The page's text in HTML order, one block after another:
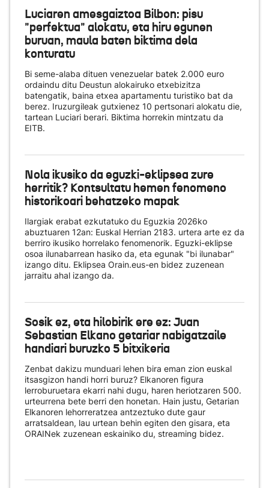
Luciaren amesgaiztoa Bilbon: pisu
"perfektua" alokatu, eta hiru egunen
buruan, maula baten biktima dela
konturatu
Bi seme-alaba dituen venezuelar batek 2.000 euro
ordaindu ditu Deustun alokairuko etxebizitza
batengatik, baina etxea apartamentu turistiko bat da
berez. Iruzurgileak gutxienez 10 pertsonari alokatu die,
tartean Luciari berari. Biktima horrekin mintzatu da
EITB.
Nola ikusiko da eguzki-eklipsea zure
herritik? Kontsultatu hemen fenomeno
historikoari behatzeko mapak
Ilargiak erabat ezkutatuko du Eguzkia 2026ko
abuztuaren 12an: Euskal Herrian 2183. urtera arte ez da
berriro ikusiko horrelako fenomenorik. Eguzki-eklipse
osoa ilunabarrean hasiko da, eta egunak "bi ilunabar"
izango ditu. Eklipsea Orain.eus-en bidez zuzenean
jarraitu ahal izango da.
Sosik ez, eta hilobirik ere ez: Juan
Sebastian Elkano getariar nabigatzaile
handiari buruzko 5 bitxikeria
Zenbat dakizu munduari lehen bira eman zion euskal
itsasgizon handi horri buruz? Elkanoren figura
lerroburuetara ekarri nahi dugu, haren heriotzaren 500.
urteurrena bete berri den honetan. Hain justu, Getarian
Elkanoren lehorreratzea antzeztuko dute gaur
arratsaldean, lau urtean behin egiten den gisara, eta
ORAINek zuzenean eskainiko du, streaming bidez.